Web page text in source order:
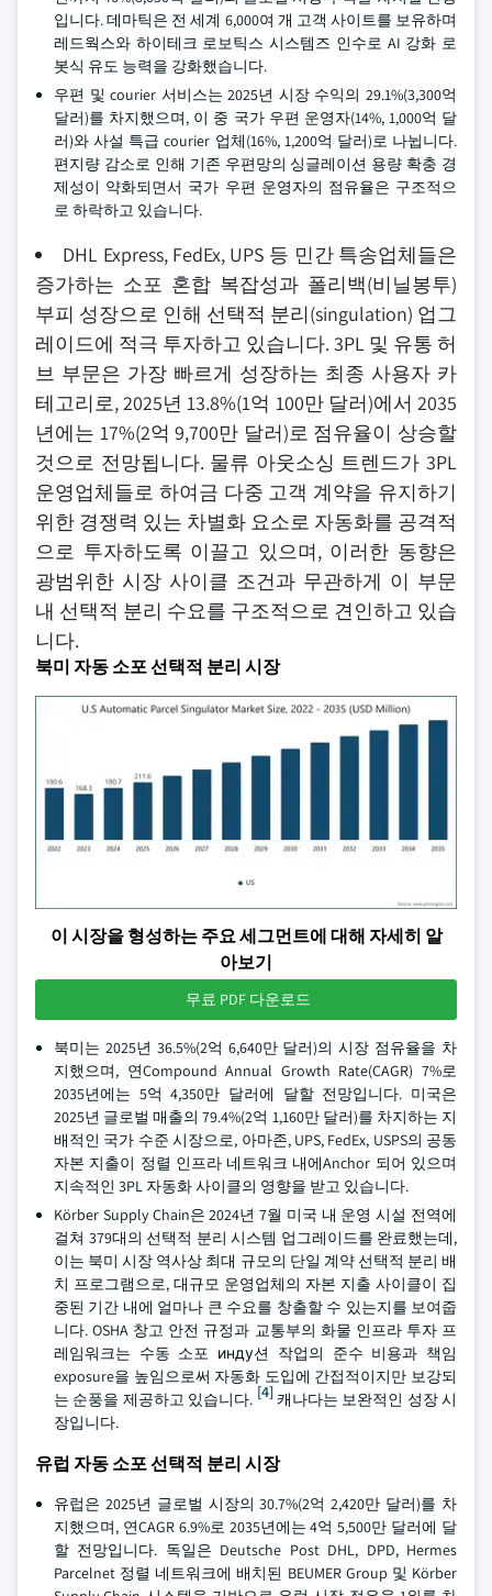
입니다. 데마틱은 전 세계 6,000여 개 고객 사이트를 보유하며
레드웍스와 하이테크 로보틱스 시스템즈 인수로 AI 강화 로
봇식 유도 능력을 강화했습니다.
우편 및 courier 서비스는 2025년 시장 수익의 29.1%(3,300억
달러)를 차지했으며, 이 중 국가 우편 운영자(14%, 1,000억 달
러)와 사설 특급 courier 업체(16%, 1,200억 달러)로 나뉩니다.
편지량 감소로 인해 기존 우편망의 싱글레이션 용량 확충 경
제성이 약화되면서 국가 우편 운영자의 점유율은 구조적으
로 하락하고 있습니다.
DHL Express, FedEx, UPS 등 민간 특송업체들은
증가하는 소포 혼합 복잡성과 폴리백(비닐봉투)
부피 성장으로 인해 선택적 분리(singulation) 업그
레이드에 적극 투자하고 있습니다. 3PL 및 유통 허
브 부문은 가장 빠르게 성장하는 최종 사용자 카
테고리로, 2025년 13.8%(1억 100만 달러)에서 2035
년에는 17%(2억 9,700만 달러)로 점유율이 상승할
것으로 전망됩니다. 물류 아웃소싱 트렌드가 3PL
운영업체들로 하여금 다중 고객 계약을 유지하기
위한 경쟁력 있는 차별화 요소로 자동화를 공격적
으로 투자하도록 이끌고 있으며, 이러한 동향은
광범위한 시장 사이클 조건과 무관하게 이 부문
내 선택적 분리 수요를 구조적으로 견인하고 있습
니다.
북미 자동 소포 선택적 분리 시장
이 시장을 형성하는 주요 세그먼트에 대해 자세히 알
아보기
무료 PDF 다운로드
북미는 2025년 36.5%(2억 6,640만 달러)의 시장 점유율을 차
지했으며, 연Compound Annual Growth Rate(CAGR) 7%로
2035년에는 5억 4,350만 달러에 달할 전망입니다. 미국은
2025년 글로벌 매출의 79.4%(2억 1,160만 달러)를 차지하는 지
배적인 국가 수준 시장으로, 아마존, UPS, FedEx, USPS의 공동
자본 지출이 정렬 인프라 네트워크 내에Anchor 되어 있으며
지속적인 3PL 자동화 사이클의 영향을 받고 있습니다.
Körber Supply Chain은 2024년 7월 미국 내 운영 시설 전역에
걸쳐 379대의 선택적 분리 시스템 업그레이드를 완료했는데,
이는 북미 시장 역사상 최대 규모의 단일 계약 선택적 분리 배
치 프로그램으로, 대규모 운영업체의 자본 지출 사이클이 집
중된 기간 내에 얼마나 큰 수요를 창출할 수 있는지를 보여줍
니다. OSHA 창고 안전 규정과 교통부의 화물 인프라 투자 프
레임워크는 수동 소포 инду션 작업의 준수 비용과 책임
exposure을 높임으로써 자동화 도입에 간접적이지만 보강되
는 순풍을 제공하고 있습니다. [4]캐나다는 보완적인 성장 시
장입니다.
유럽 자동 소포 선택적 분리 시장
유럽은 2025년 글로벌 시장의 30.7%(2억 2,420만 달러)를 차
지했으며, 연CAGR 6.9%로 2035년에는 4억 5,500만 달러에 달
할 전망입니다. 독일은 Deutsche Post DHL, DPD, Hermes
Parcelnet 정렬 네트워크에 배치된 BEUMER Group 및 Körber